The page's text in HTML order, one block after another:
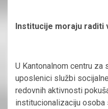
Institucije moraju raditi
U Kantonalnom centru za
uposlenici službi
redovnih aktivnosti
institucionalizaciju